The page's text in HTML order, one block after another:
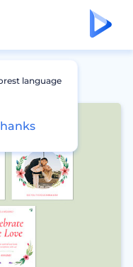
language